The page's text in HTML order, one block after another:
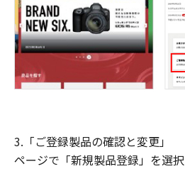
3.「ご登録製品の確認と変更」
ページで「新規製品登録」を選択